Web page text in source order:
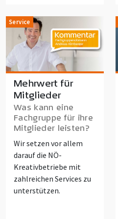
Service
Mehrwert für
Mitglieder
Was kann eine
Fachgruppe für ihre
Mitglieder leisten?
Wir setzen vor allem
darauf die NÖ-
Kreativbetriebe mit
zahlreichen Services zu
unterstützen.